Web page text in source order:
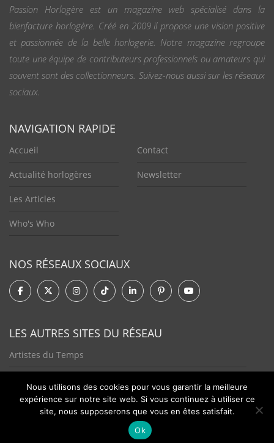
Passion Horlogère est un magazine web spécialisé dans la
bienfacture horlogère. Créé en 2009 il propose une vision positive
et passionnée de la belle horlogerie. Notre magazine regroupe
toute une équipe de contributeurs professionnels ou amateurs qui
souvent sont des collectionneurs. Suivez-nous aussi sur les réseaux
sociaux.
NAVIGATION RAPIDE
Accueil
Actualité horlogères
Les Articles
Who's Who
Contact
Newsletter
NOS RÉSEAUX SOCIAUX
LES AUTRES SITES DU RÉSEAU
Artistes du Temps
Nous utilisons des cookies pour vous garantir la meilleure
expérience sur notre site web. Si vous continuez à utiliser ce
site, nous supposerons que vous en êtes satisfait.
Ok